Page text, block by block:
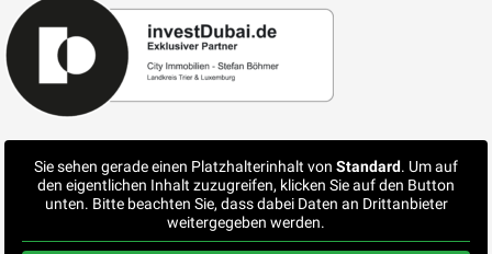
Sie sehen gerade einen Platzhalterinhalt von Standard. Um auf
den eigentlichen Inhalt zuzugreifen, klicken Sie auf den Button
unten. Bitte beachten Sie, dass dabei Daten an Drittanbieter
weitergegeben werden.